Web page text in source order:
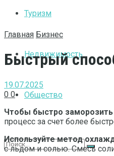
Туризм
Недвижимость
Общество
Главная Бизнес
Быстрый
19.07.2025
0 0
Чтобы быстро заморозить
процесс за счет более
Используйте метод
с льдом и солью. Смесь